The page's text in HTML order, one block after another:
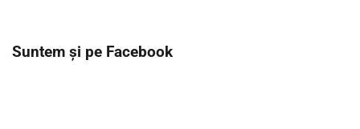
Suntem și pe Facebook